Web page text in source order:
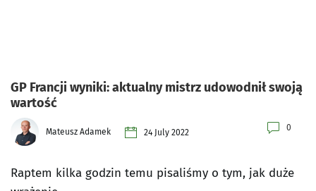
GP Francji wyniki: aktualny mistrz udowodnił swoją
wartość
Mateusz Adamek 24 July 2022 0
Raptem kilka godzin temu pisaliśmy o tym, jak duże